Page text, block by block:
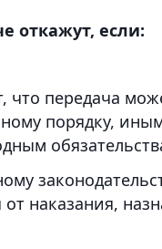
откажут, если:
что передача
порядку,
наказания,